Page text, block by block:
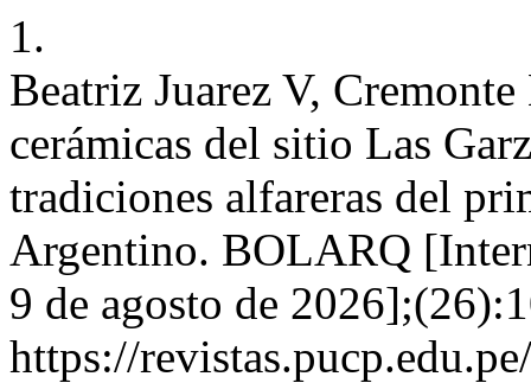
1.
Beatriz Juarez V,
cerámicas del sitio Las
tradiciones alfareras del
Argentino. BOLARQ
9 de agosto de
https://